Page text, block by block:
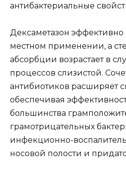
антибактериальные
Дексаметазон эффективно
местном применении, а
абсорбции возрастает в
процессов слизистой.
антибиотиков расширяет
обеспечивая
большинства
грамотрицательных
инфекционно-
носовой полости и